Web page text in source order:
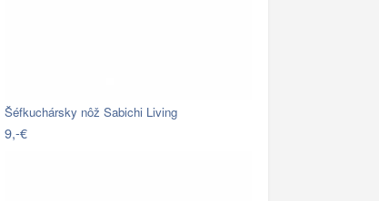
Šéfkuchársky nôž Sabichi Living
9,-€